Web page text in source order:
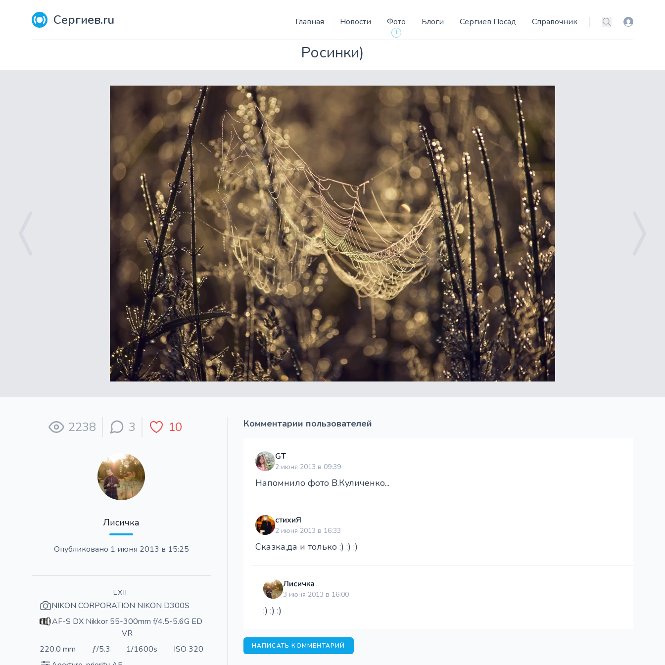
Сергиев.ru Главная Новости
Фото
+
Блоги Сергиев Посад Справочник Поиск Вход
Росинки)
2238 3 10
Лисичка
Опубликовано 1 июня 2013 в 15:25
EXIF
NIKON CORPORATION NIKON D300S
AF-S DX Nikkor 55-300mm f/4.5-5.6G ED
VR
220.0 mm
ƒ/5.3 1/1600s
ISO 320
Комментарии пользователей
GT
2 июня 2013 в 09:39
Напомнило фото В.Куличенко...
стихиЯ
2 июня 2013 в 16:33
Сказка,да и только :) :) :)
Лисичка
3 июня 2013 в 16:00
:) :) :)
НАПИСАТЬ КОММЕНТАРИЙ